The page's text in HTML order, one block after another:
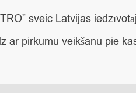
sveic Latvijas
ar pirkumu veikšanu pie